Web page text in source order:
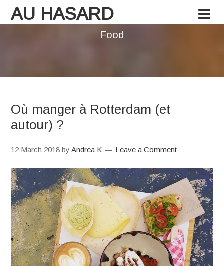
AU HASARD
Food
Où manger à Rotterdam (et
autour) ?
12 March 2018 byAndrea K Leave a Comment